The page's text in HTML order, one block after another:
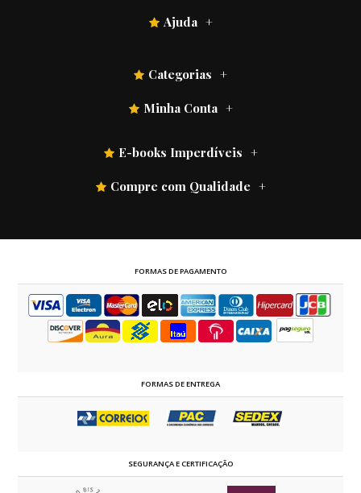
Ajuda
Categorias
Minha Conta
E-books Imperdíveis
Compre com Qualidade
FORMAS DE PAGAMENTO
FORMAS DE ENTREGA
SEGURANÇA E CERTIFICAÇÃO